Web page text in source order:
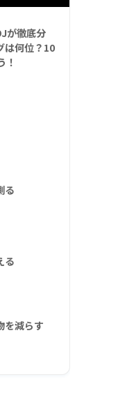
が徹底分
は何位？10
！
る
る
を減らす